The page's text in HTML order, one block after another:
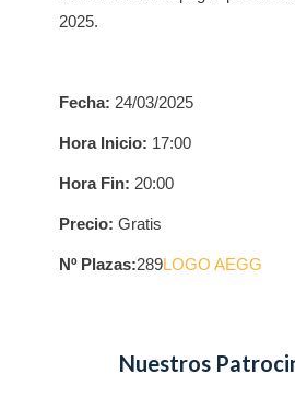
2025.
Fecha: 24/03/2025
Hora Inicio: 17:00
Hora Fin: 20:00
Precio: Gratis
Nº Plazas:289LOGO AEGG
Nuestros